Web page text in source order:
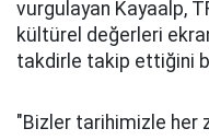
vurgulayan Kayaalp,
kültürel değerleri
takdirle takip ettiğini
"Bizler tarihimizle her